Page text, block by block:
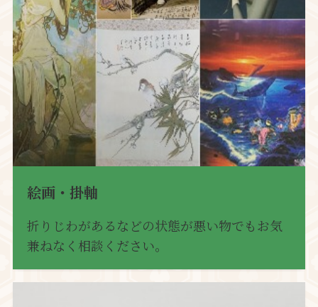
絵画・掛軸
折りじわがあるなどの状態が悪い物でもお気
兼ねなく相談ください。